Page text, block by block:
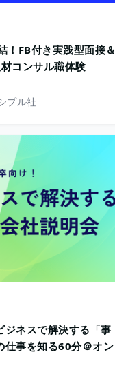
！FB付き実践型面接＆
コンサル職体験
プル社
ジネスで解決する「事
仕事を知る60分＠オン